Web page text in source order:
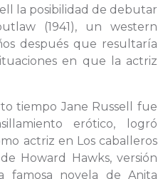
la posibilidad de debutar
(1941), un western
después que resultaría
en que la actriz
tiempo Jane Russell fue
erótico, logró
actriz en Los caballeros
Howard Hawks, versión
famosa novela de Anita